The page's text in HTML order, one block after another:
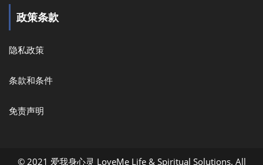
政策条款
隐私政策
条款和条件
免责声明
© 2021 爱我身心灵 LoveMe Life & Spiritual Solutions. All